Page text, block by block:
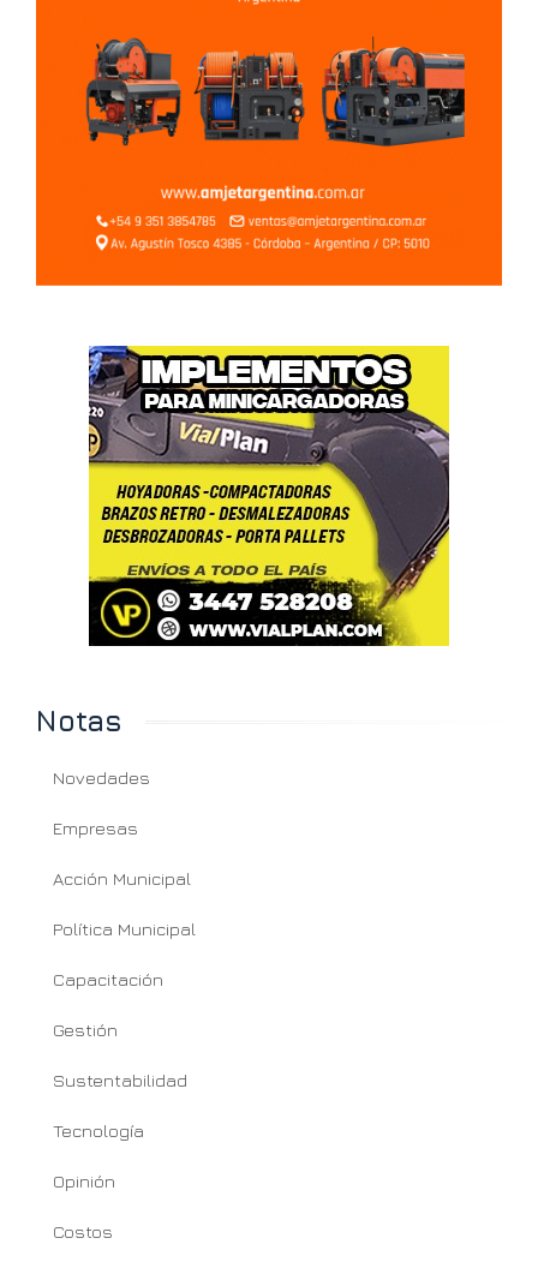
Notas
Novedades
Empresas
Acción Municipal
Política Municipal
Capacitación
Gestión
Sustentabilidad
Tecnología
Opinión
Costos